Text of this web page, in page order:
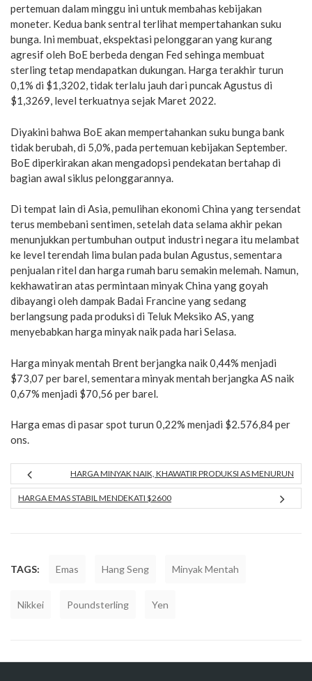
pertemuan dalam minggu ini untuk membahas kebijakan
moneter. Kedua bank sentral terlihat mempertahankan suku
bunga. Ini membuat, ekspektasi pelonggaran yang kurang
agresif oleh BoE berbeda dengan Fed sehinga membuat
sterling tetap mendapatkan dukungan. Harga terakhir turun
0,1% di $1,3202, tidak terlalu jauh dari puncak Agustus di
$1,3269, level terkuatnya sejak Maret 2022.
Diyakini bahwa BoE akan mempertahankan suku bunga bank
tidak berubah, di 5,0%, pada pertemuan kebijakan September.
BoE diperkirakan akan mengadopsi pendekatan bertahap di
bagian awal siklus pelonggarannya.
Di tempat lain di Asia, pemulihan ekonomi China yang tersendat
terus membebani sentimen, setelah data selama akhir pekan
menunjukkan pertumbuhan output industri negara itu melambat
ke level terendah lima bulan pada bulan Agustus, sementara
penjualan ritel dan harga rumah baru semakin melemah. Namun,
kekhawatiran atas permintaan minyak China yang goyah
dibayangi oleh dampak Badai Francine yang sedang
berlangsung pada produksi di Teluk Meksiko AS, yang
menyebabkan harga minyak naik pada hari Selasa.
Harga minyak mentah Brent berjangka naik 0,44% menjadi
$73,07 per barel, sementara minyak mentah berjangka AS naik
0,67% menjadi $70,56 per barel.
Harga emas di pasar spot turun 0,22% menjadi $2.576,84 per
ons.
HARGA MINYAK NAIK, KHAWATIR PRODUKSI AS MENURUN
HARGA EMAS STABIL MENDEKATI $2600
TAGS: Emas Hang Seng Minyak Mentah
Nikkei Poundsterling Yen